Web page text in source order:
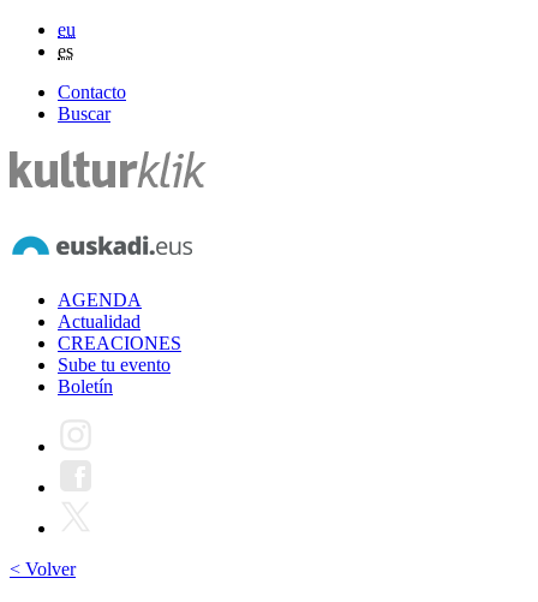
eu
es
Contacto
Buscar
AGENDA
Actualidad
CREACIONES
Sube tu evento
Boletín
< Volver